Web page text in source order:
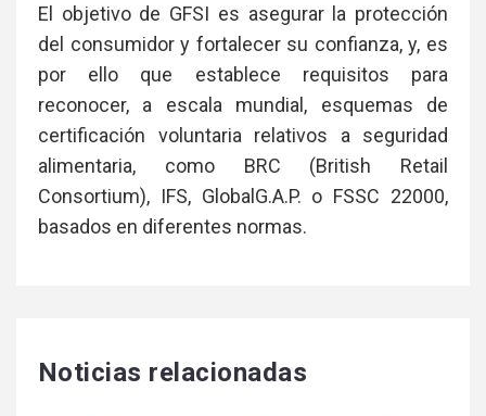
El objetivo de GFSI es asegurar la protección
del consumidor y fortalecer su confianza, y, es
por ello que establece requisitos para
reconocer, a escala mundial, esquemas de
certificación voluntaria relativos a seguridad
alimentaria, como BRC (British Retail
Consortium), IFS, GlobalG.A.P. o FSSC 22000,
basados en diferentes normas.
Noticias relacionadas